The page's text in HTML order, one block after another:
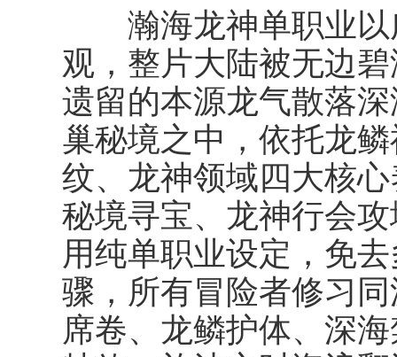
瀚海龙神单职业以
观，整片大陆被无边
遗留的本源龙气散落
巢秘境之中，依托龙
纹、龙神领域四大核
秘境寻宝、龙神行会
用纯单职业设定，免
骤，所有冒险者修习
席卷、龙鳞护体、深